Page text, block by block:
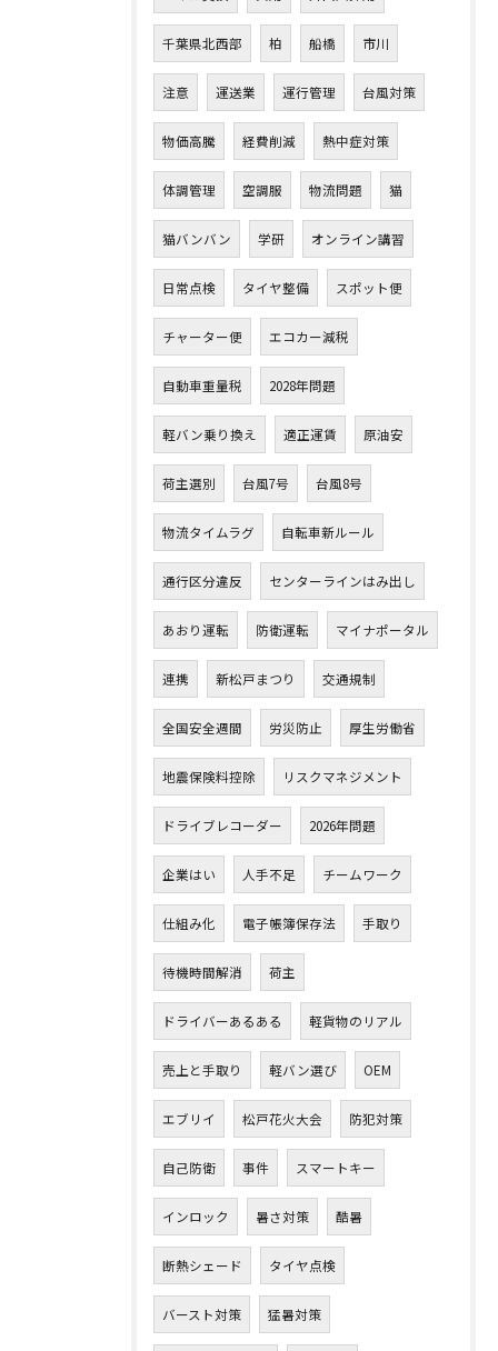
千葉県北西部 柏 船橋 市川
注意 運送業 運行管理 台風対策
物価高騰 経費削減 熱中症対策
体調管理 空調服 物流問題 猫
猫バンバン 学研 オンライン講習
日常点検 タイヤ整備 スポット便
チャーター便 エコカー減税
自動車重量税 2028年問題
軽バン乗り換え 適正運賃 原油安
荷主選別 台風7号 台風8号
物流タイムラグ 自転車新ルール
通行区分違反 センターラインはみ出し
あおり運転 防衛運転 マイナポータル
連携 新松戸まつり 交通規制
全国安全週間 労災防止 厚生労働省
地震保険料控除 リスクマネジメント
ドライブレコーダー 2026年問題
企業はい 人手不足 チームワーク
仕組み化 電子帳簿保存法 手取り
待機時間解消 荷主
ドライバーあるある 軽貨物のリアル
売上と手取り 軽バン選び OEM
エブリイ 松戸花火大会 防犯対策
自己防衛 事件 スマートキー
インロック 暑さ対策 酷暑
断熱シェード タイヤ点検
バースト対策 猛暑対策